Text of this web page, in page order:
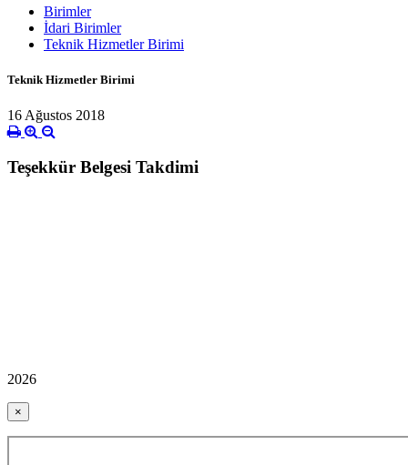
Birimler
İdari Birimler
Teknik Hizmetler Birimi
Teknik Hizmetler Birimi
16 Ağustos 2018
Teşekkür Belgesi Takdimi
2026
×